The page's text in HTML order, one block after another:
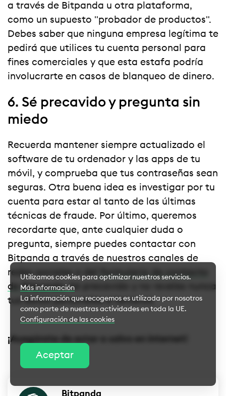
a través de Bitpanda u otra plataforma,
como un supuesto "probador de productos".
Debes saber que ninguna empresa legítima te
pedirá que utilices tu cuenta personal para
fines comerciales y que esta estafa podría
involucrarte en casos de blanqueo de dinero.
6. Sé precavido y pregunta sin
miedo
Recuerda mantener siempre actualizado el
software de tu ordenador y las apps de tu
móvil, y comprueba que tus contraseñas sean
seguras. Otra buena idea es investigar por tu
cuenta para estar al tanto de las últimas
técnicas de fraude. Por último, queremos
recordarte que, ante cualquier duda o
pregunta, siempre puedes contactar con
Bitpanda a través de nuestros canales de
redes sociales o del
formulario de contacto
de Bitpanda. Sé precavido y no reveles nunca
tus datos personales a terceros.
¡Asegúrate de estar a salvo en internet!
Bitpanda
Utilizamos cookies para optimizar nuestros servicios.
Más información
La información que recogemos es utilizada por nosotros
como parte de nuestras actividades en toda la UE.
Configuración de las cookies
Configuración de las cookies
Aceptar